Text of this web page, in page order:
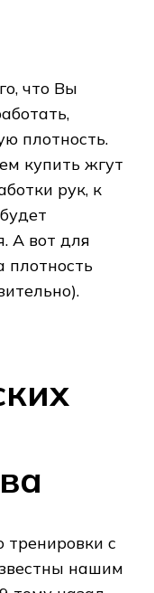
что Вы
плотность.
купить жгут
рук, к
А вот для
плотность
тренировки с
нашим